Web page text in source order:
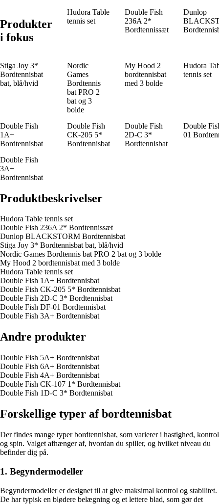
Produkter
i fokus
Hudora Table
tennis set
Double Fish
236A 2*
Bordtennissæt
Dunlop
Stiga Joy 3*
Bordtennisbat
bat, blå/hvid
Nordic
Games
Bordtennis
bat PRO 2
bat og 3
bolde
My Hood 2
bordtennisbat
med 3 bolde
Hudora
tennis set
Double Fish
1A+
Bordtennisbat
Double Fish
CK-205 5*
Bordtennisbat
Double Fish
2D-C 3*
Bordtennisbat
Double
01
Double Fish
3A+
Bordtennisbat
Produktbeskrivelser
Hudora Table tennis set
Double Fish 236A 2* Bordtennissæt
Dunlop BLACKSTORM Bordtennisbat
Stiga Joy 3* Bordtennisbat bat, blå/hvid
Nordic Games Bordtennis bat PRO 2 bat og 3 bolde
My Hood 2 bordtennisbat med 3 bolde
Hudora Table tennis set
Double Fish 1A+ Bordtennisbat
Double Fish CK-205 5* Bordtennisbat
Double Fish 2D-C 3* Bordtennisbat
Double Fish DF-01 Bordtennisbat
Double Fish 3A+ Bordtennisbat
Andre produkter
Double Fish 5A+ Bordtennisbat
Double Fish 6A+ Bordtennisbat
Double Fish 4A+ Bordtennisbat
Double Fish CK-107 1* Bordtennisbat
Double Fish 1D-C 3* Bordtennisbat
Forskellige typer af bordtennisbat
Der findes mange typer bordtennisbat, som varierer i hastighed, kontrol
og spin. Valget afhænger af, hvordan du spiller, og hvilket niveau du
befinder dig på.
1. Begyndermodeller
Begyndermodeller er designet til at give maksimal kontrol og stabilitet.
De har typisk en blødere belægning og et lettere blad, som gør det